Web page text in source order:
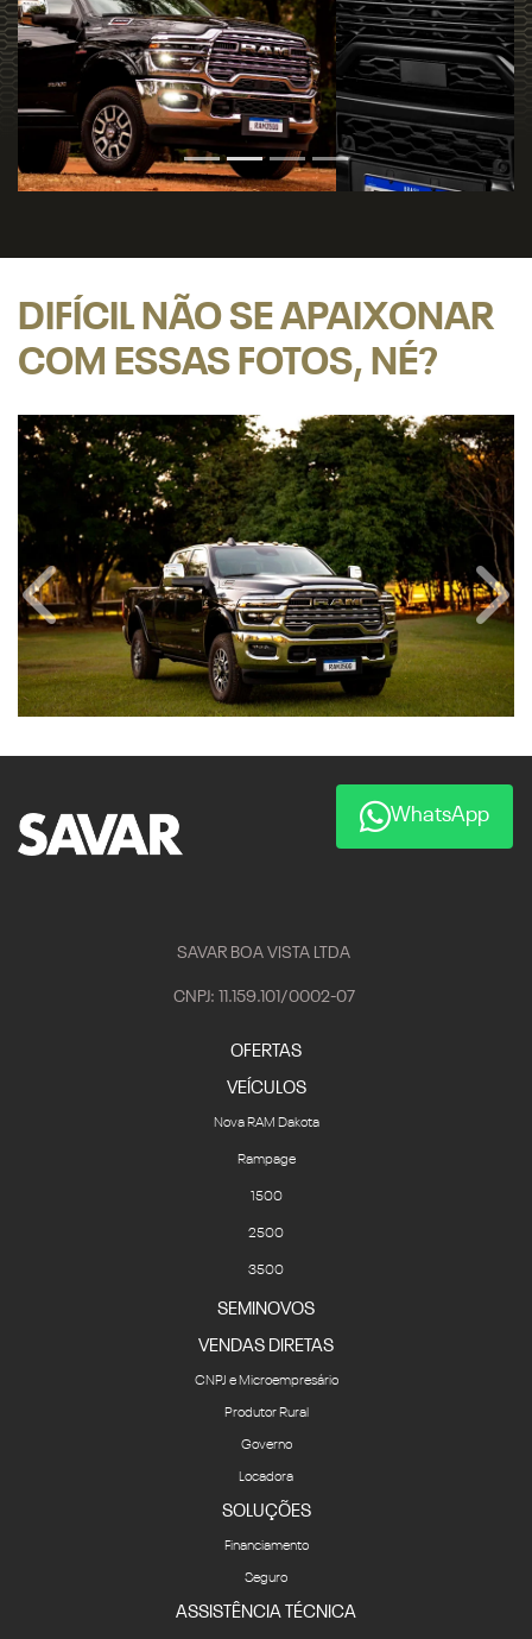
DIFÍCIL NÃO SE APAIXONAR
COM ESSAS FOTOS, NÉ?
Anterior
SAVAR BOA VISTA LTDA
CNPJ: 11.159.101/0002-07
OFERTAS
VEÍCULOS
Nova RAM Dakota
Rampage
1500
2500
3500
SEMINOVOS
VENDAS DIRETAS
CNPJ e Microempresário
Produtor Rural
Governo
Locadora
SOLUÇÕES
Financiamento
Seguro
ASSISTÊNCIA TÉCNICA
WhatsApp